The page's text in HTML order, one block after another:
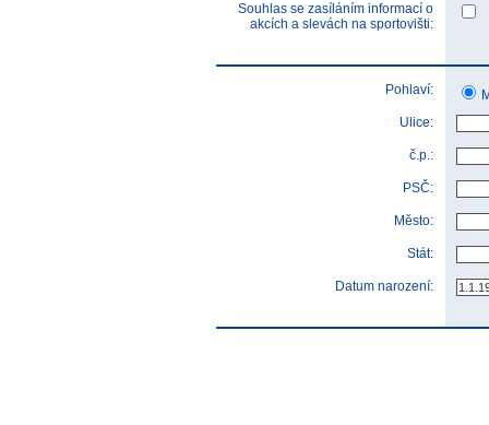
Souhlas se zasíláním informací o
akcích a slevách na sportovišti:
Pohlaví:
Ulice:
č.p.:
PSČ:
Město:
Stát:
Datum narození: